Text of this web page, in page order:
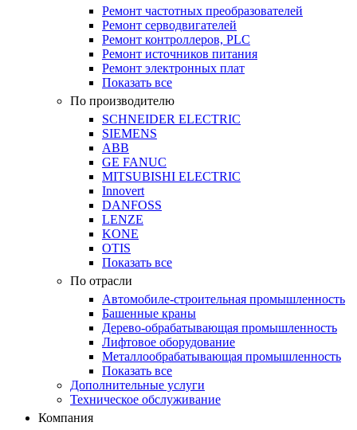
Ремонт частотных преобразователей
Ремонт серводвигателей
Ремонт контроллеров, PLC
Ремонт источников питания
Ремонт электронных плат
Показать все
По производителю
SCHNEIDER ELECTRIC
SIEMENS
ABB
GE FANUC
MITSUBISHI ELECTRIC
Innovert
DANFOSS
LENZE
KONE
OTIS
Показать все
По отрасли
Автомобиле-строительная промышленность
Башенные краны
Дерево-обрабатывающая промышленность
Лифтовое оборудование
Металлообрабатывающая промышленность
Показать все
Дополнительные услуги
Техническое обслуживание
Компания